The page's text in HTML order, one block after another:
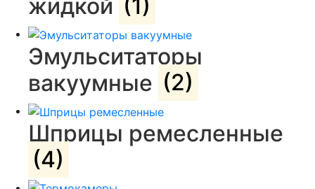
жидкой (1)
Эмульситаторы
вакуумные (2)
Шприцы ремесленные
(4)